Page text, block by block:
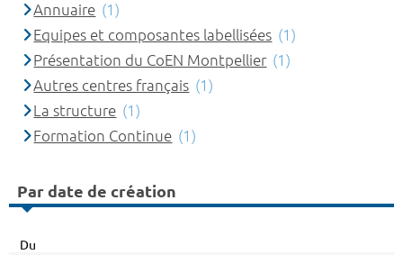
Annuaire (1)
Equipes et composantes labellisées (1)
Présentation du CoEN Montpellier (1)
Autres centres français (1)
La structure (1)
Formation Continue (1)
Par date de création
Du